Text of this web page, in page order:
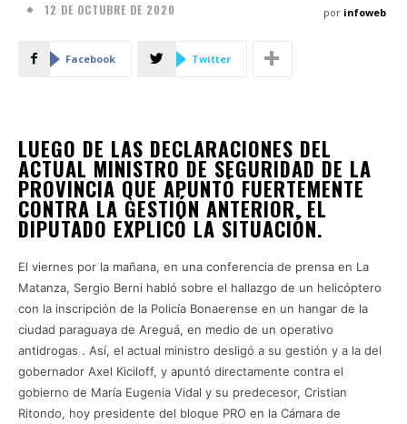
12 DE OCTUBRE DE 2020 por infoweb
Facebook Twitter
LUEGO DE LAS DECLARACIONES DEL
ACTUAL MINISTRO DE SEGURIDAD DE LA
PROVINCIA QUE APUNTÓ FUERTEMENTE
CONTRA LA GESTIÓN ANTERIOR, EL
DIPUTADO EXPLICÓ LA SITUACIÓN.
El viernes por la mañana, en una conferencia de prensa en La
Matanza, Sergio Berni habló sobre el hallazgo de un helicóptero
con la inscripción de la Policía Bonaerense en un hangar de la
ciudad paraguaya de Areguá, en medio de un operativo
antidrogas . Así, el actual ministro desligó a su gestión y a la del
gobernador Axel Kiciloff, y apuntó directamente contra el
gobierno de María Eugenia Vidal y su predecesor, Cristian
Ritondo, hoy presidente del bloque PRO en la Cámara de